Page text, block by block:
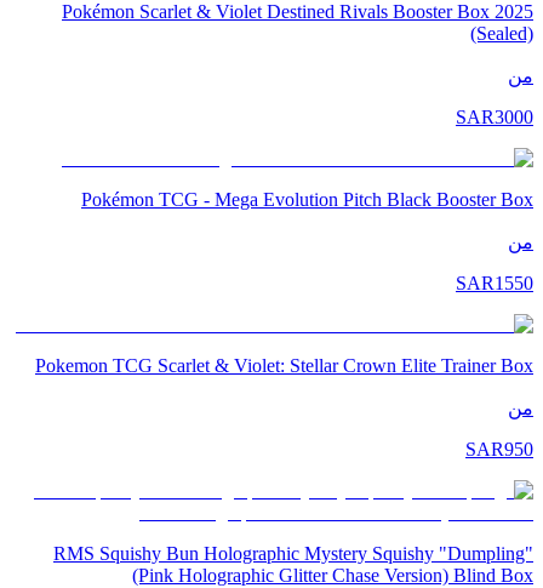
2025 Pokémon Scarlet & Violet Destined Rivals Booster Box
(Sealed)
من
SAR3000
Pokémon TCG - Mega Evolution Pitch Black Booster Box
من
SAR1550
Pokemon TCG Scarlet & Violet: Stellar Crown Elite Trainer Box
من
SAR950
RMS Squishy Bun Holographic Mystery Squishy "Dumpling"
(Pink Holographic Glitter Chase Version) Blind Box